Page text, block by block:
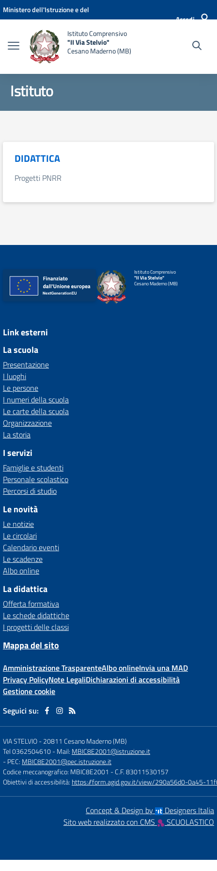
Vai ai contenuti
Vai al menu di navigazione
Vai al footer
Ministero dell'Istruzione e del
Accedi
Istituto Comprensivo
"II Via Stelvio"
Cesano Maderno (MB)
Istituto
DIDATTICA
Progetti PNRR
Istituto Comprensivo
"II Via Stelvio"
Cesano Maderno (MB)
Link esterni
La scuola
Presentazione
I luoghi
Le persone
I numeri della scuola
Le carte della scuola
Organizzazione
La storia
I servizi
Famiglie e studenti
Personale scolastico
Percorsi di studio
Le novità
Le notizie
Le circolari
Calendario eventi
Le scadenze
Albo online
La didattica
Offerta formativa
Le schede didattiche
I progetti delle classi
Mappa del sito
Amministrazione TrasparenteAlbo onlineInvia una MAD
Privacy PolicyNote LegaliDichiarazioni di accessibilità
Gestione cookie
Seguici su:
VIA STELVIO-20811 Cesano Maderno (MB)
Tel 0362504610- Mail: MBIC8E2001@istruzione.it
- PEC: MBIC8E2001@pec.istruzione.it
Codice meccanografico: MBIC8E2001 - C.F. 83011530157
Obiettivi di accessibilità: https://form.agid.gov.it/view/290a56d0-0a45-
Concept & Design by
Designers Italia
Sito web realizzato con CMS
SCUOLASTICO